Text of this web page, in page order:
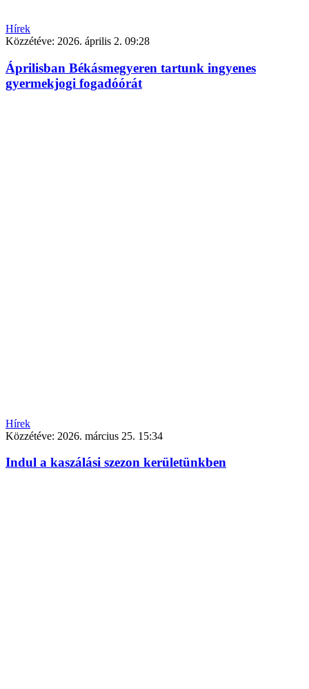
Hírek
Közzétéve: 2026. április 2. 09:28
Áprilisban Békásmegyeren tartunk ingyenes
gyermekjogi fogadóórát
Hírek
Közzétéve: 2026. március 25. 15:34
Indul a kaszálási szezon kerületünkben